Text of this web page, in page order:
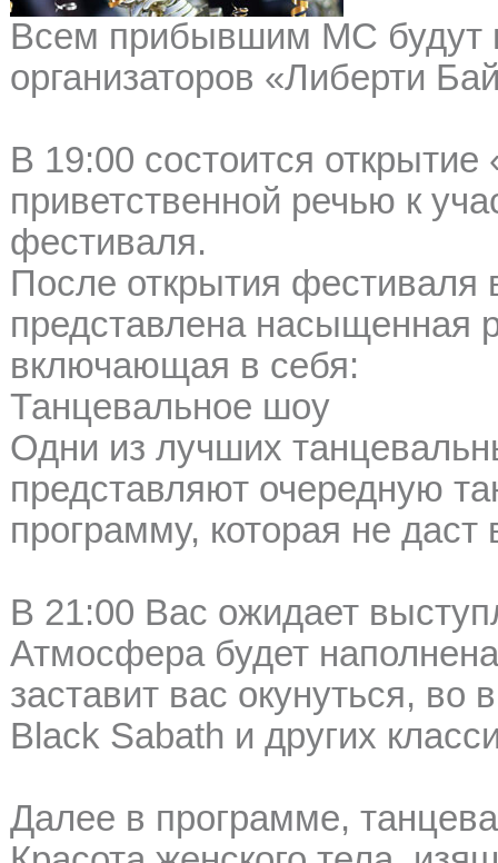
Всем прибывшим МС будут
организаторов «Либерти
В 19:00 состоится
приветственной речью к
фестиваля.
После открытия
представлена насыщенная
включающая в себя:
Танцевальное шоу
Одни из лучших
представляют очередную
программу, которая не даст
В 21:00 Вас ожидает
Атмосфера будет
заставит вас окунуться,
Black Sabath и других
Далее в программе,